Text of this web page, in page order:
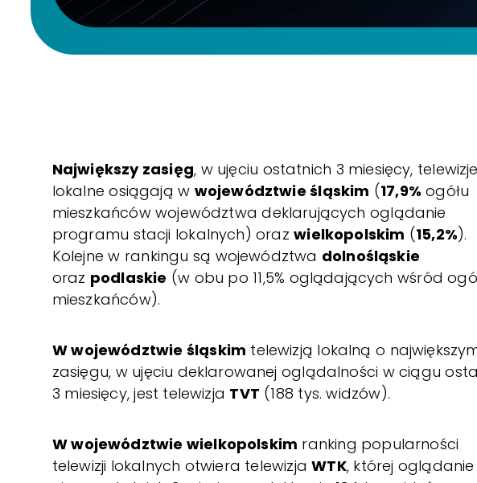
Największy zasięg, w ujęciu ostatnich 3 miesięcy, telewizje
lokalne osiągają w województwie śląskim (17,9% ogółu
mieszkańców województwa deklarujących oglądanie
programu stacji lokalnych) orazwielkopolskim (15,2%).
Kolejne w rankingu są województwa dolnośląskie
oraz podlaskie (w obu po 11,5% oglądających wśród
mieszkańców).
W województwie śląskim telewizją lokalną o
zasięgu, w ujęciu deklarowanej oglądalności w ciągu
3 miesięcy, jest telewizja TVT (188 tys. widzów).
W województwie wielkopolskim ranking popularności
telewizji lokalnych otwiera telewizjaWTK, której